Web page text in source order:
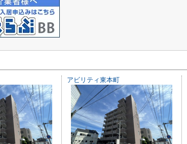
アビリティ東本町